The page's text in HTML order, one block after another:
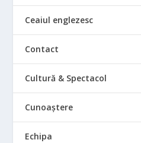
Ceaiul englezesc
Contact
Cultură & Spectacol
Cunoaștere
Echipa